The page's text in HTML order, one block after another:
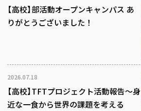
【高校】部活動オープンキャンパス あ
りがとうございました！
2026.07.18
【高校】TFTプロジェクト活動報告～身
近な一食から世界の課題を考える